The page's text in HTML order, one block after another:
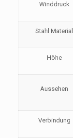
Winddruck
Stahl Material
Höhe
Aussehen
Verbindung